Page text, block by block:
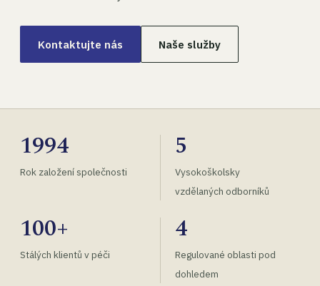
Kontaktujte nás Naše služby
1994
Rok založení společnosti
5
Vysokoškolsky
vzdělaných odborníků
100+
Stálých klientů v péči
4
Regulované oblasti pod
dohledem